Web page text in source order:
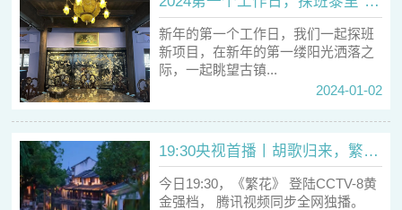
新年的第一个工作日，我们一起探班
新项目，在新年的第一缕阳光洒落之
际，一起眺望古镇...
2024-01-02
19:30央视首播丨胡歌归来，繁花绽放！黎里之子作品预定跨年追剧王炸
今日19:30，《繁花》 登陆CCTV-8黄
金强档， 腾讯视频同步全网独播。